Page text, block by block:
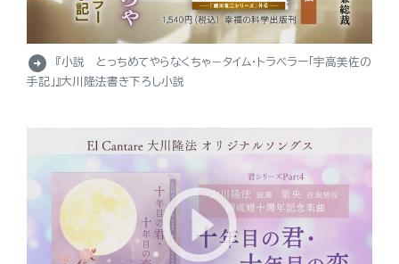
arrow_circle_right
『小説 とっちめてやらなくちゃ－タイム・トラベラー「宇高美佐の
手記」』大川隆法書き下ろし小説